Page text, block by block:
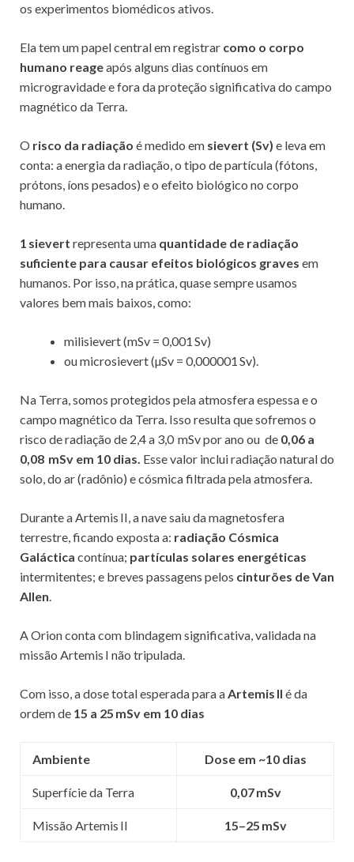
os experimentos biomédicos ativos.
Ela tem um papel central em registrar como o corpo
humano reageapós alguns dias contínuos em
microgravidade e fora da proteção significativa do campo
magnético da Terra.
O risco da radiação é medido em sievert (Sv) e leva em
conta: a energia da radiação, o tipo de partícula (fótons,
prótons, íons pesados) e o efeito biológico no corpo
humano.
1 sievert representa uma quantidade de radiação
suficiente para causar efeitos biológicos graves em
humanos. Por isso, na prática, quase sempre usamos
valores bem mais baixos, como:
milisievert (mSv = 0,001 Sv)
ou microsievert (µSv = 0,000001 Sv).
Na Terra, somos protegidos pela atmosfera espessa e o
campo magnético da Terra. Isso resulta que sofremos o
risco de radiação de 2,4 a 3,0 mSv por ano ou de 0,06 a
0,08 mSv em 10 dias. Esse valor inclui radiação natural do
solo, do ar (radônio) e cósmica filtrada pela atmosfera.
Durante a Artemis II, a nave saiu da magnetosfera
terrestre, ficando exposta a: radiação Cósmica
Galáctica contínua; partículas solares energéticas
intermitentes; e breves passagens pelos cinturões de Van
Allen.
A Orion conta com blindagem significativa, validada na
missão Artemis I não tripulada.
Com isso, a dose total esperada para aArtemis II é da
ordem de 15 a 25 mSv em 10 dias
Ambiente Dose em ~10 dias
Superfície da Terra 0,07mSv
Missão Artemis II 15–25 mSv